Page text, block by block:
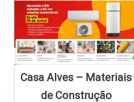
Casa Alves – Materiais
de Construção